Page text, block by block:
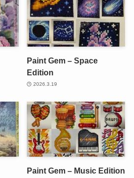
Paint Gem – Space
Edition
2026.3.19
Paint Gem – Music Edition